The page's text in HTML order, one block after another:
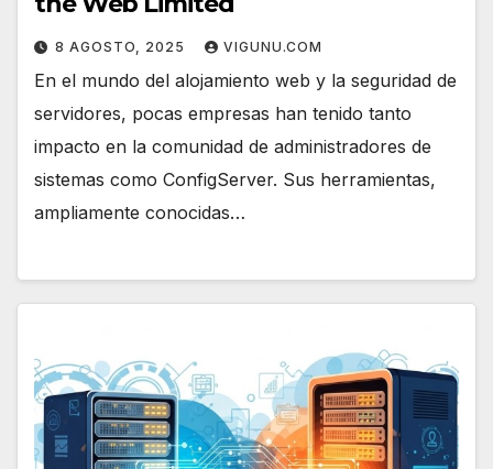
8 AGOSTO, 2025 VIGUNU.COM
En el mundo del alojamiento web y la seguridad de
servidores, pocas empresas han tenido tanto
impacto en la comunidad de administradores de
sistemas como ConfigServer. Sus herramientas,
ampliamente conocidas…